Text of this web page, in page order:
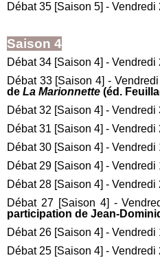
Débat 35 [Saison 5] -
Saison 4
Débat 34 [Saison 4] - Vendredi
Débat 33 [Saison 4] -
de La Marionnette (éd.
Débat 32 [Saison 4] - Vendredi
Débat 31 [Saison 4] - Vendredi
Débat 30 [Saison 4] - Vendredi
Débat 29 [Saison 4] - Vendredi
Débat 28 [Saison 4] -
Débat 27 [Saison 4] -
participation de Jean-
Débat 26 [Saison 4] - Vendredi
Débat 25 [Saison 4] - Vendredi